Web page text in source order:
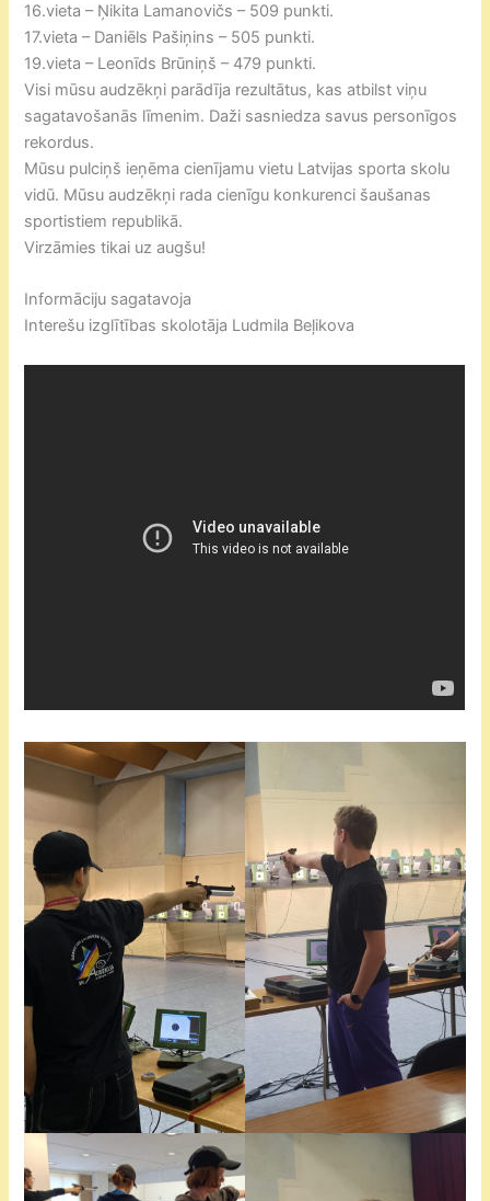
16.vieta – Ņikita Lamanovičs – 509 punkti.
17.vieta – Daniēls Pašiņins – 505 punkti.
19.vieta – Leonīds Brūniņš – 479 punkti.
Visi mūsu audzēkņi parādīja rezultātus, kas atbilst viņu
sagatavošanās līmenim. Daži sasniedza savus personīgos
rekordus.
Mūsu pulciņš ieņēma cienījamu vietu Latvijas sporta skolu
vidū. Mūsu audzēkņi rada cienīgu konkurenci šaušanas
sportistiem republikā.
Virzāmies tikai uz augšu!
Informāciju sagatavoja
Interešu izglītības skolotāja Ludmila Beļikova